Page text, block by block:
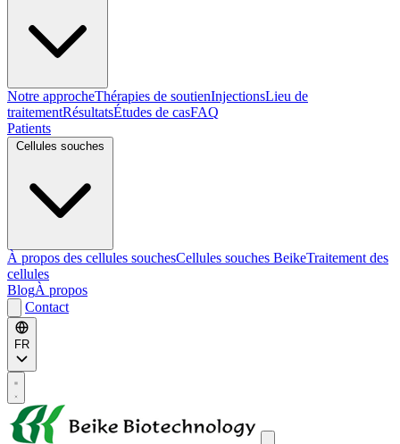
Notre approcheThérapies de soutienInjectionsLieu de
traitementRésultatsÉtudes de casFAQ
Patients
À propos des cellules souchesCellules souches BeikeTraitement des
cellules
BlogÀ propos
Contact
FR